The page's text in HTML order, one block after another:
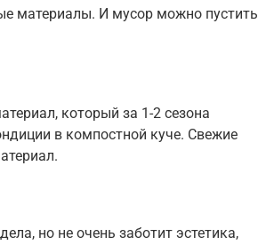
материалы. И мусор можно пустить
который за 1-2 сезона
в компостной куче. Свежие
но не очень заботит эстетика,